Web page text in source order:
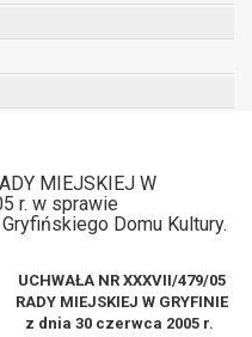
MIEJSKIEJ W
r. w sprawie
Domu Kultury.
UCHWAŁA NR XXXVII/479/05
RADY MIEJSKIEJ W GRYFINIE
z dnia 30 czerwca 2005 r.